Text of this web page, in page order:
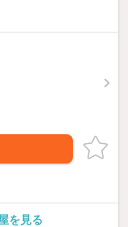
を見る